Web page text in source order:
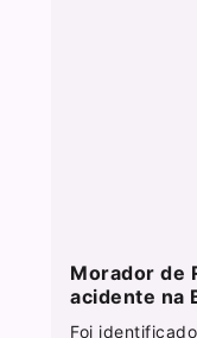
Morador de
acidente na
Foi